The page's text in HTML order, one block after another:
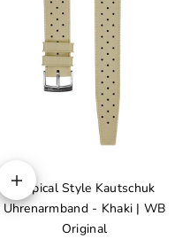
Optionen auswählen
Tropical Style Kautschuk
Uhrenarmband - Khaki | WB
Original